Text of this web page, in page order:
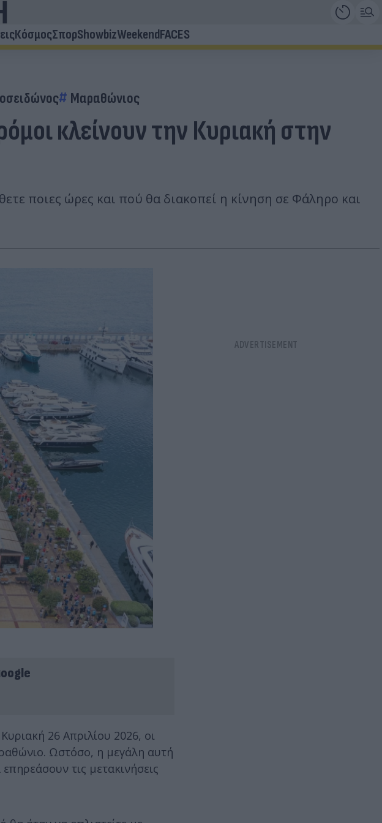
ΚόσμοςΣπορShowbizWeekendFACES
Μαραθώνιος
κλείνουν την Κυριακή στην
ποιες ώρες και πού θα διακοπεί η κίνηση σε Φάληρο και
26 Απριλίου 2026, οι
Ωστόσο, η μεγάλη αυτή
τις μετακινήσεις